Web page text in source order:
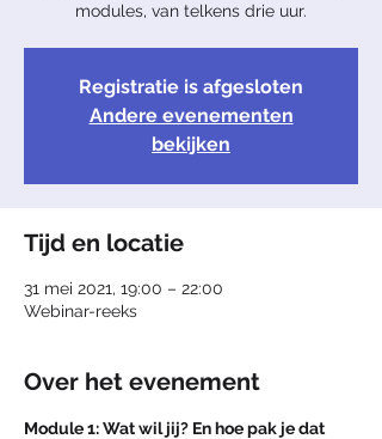
modules, van telkens drie uur.
Registratie is afgesloten
Andere evenementen
bekijken
Tijd en locatie
31 mei 2021, 19:00 – 22:00
Webinar-reeks
Over het evenement
Module 1: Wat wil jij? En hoe pak je dat